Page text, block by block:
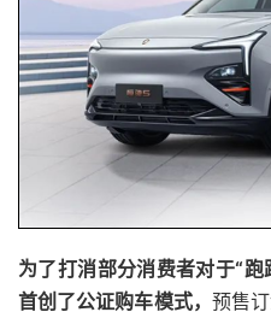
为了打消部分消费者对于“
首创了公证购车模式， 预售